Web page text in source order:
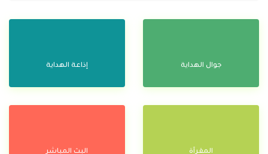
جوال الهداية إذاعة الهداية
المقرآة البث المباشر